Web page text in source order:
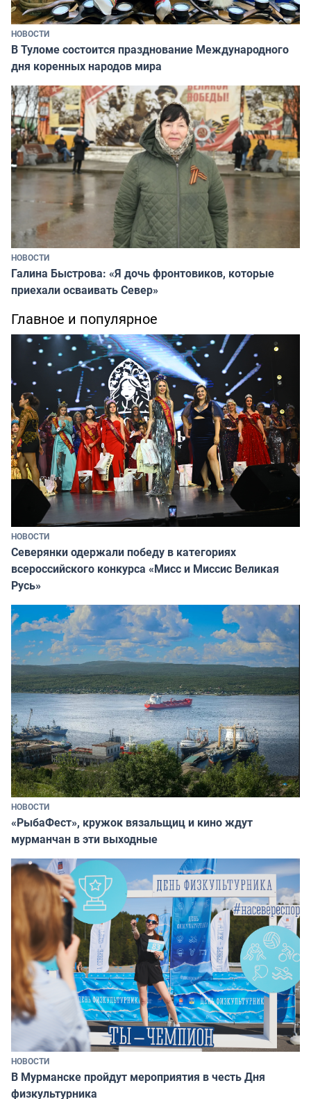
НОВОСТИ
В Туломе состоится празднование Международного
дня коренных народов мира
НОВОСТИ
Галина Быстрова: «Я дочь фронтовиков, которые
приехали осваивать Север»
Главное и популярное
НОВОСТИ
Северянки одержали победу в категориях
всероссийского конкурса «Мисс и Миссис Великая
Русь»
НОВОСТИ
«РыбаФест», кружок вязальщиц и кино ждут
мурманчан в эти выходные
НОВОСТИ
В Мурманске пройдут мероприятия в честь Дня
физкультурника